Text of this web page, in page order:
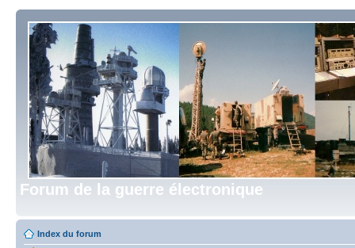
Forum de la guerre électronique
Index du forum